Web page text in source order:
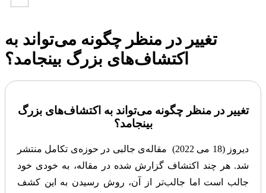
تغییر در منظر چگونه می‌تواند به
اکتشاف‌های بزرگ بینجامد؟
تغییر در منظر چگونه می‌تواند به اکتشاف‌های بزرگ
بینجامد؟
دیروز (18 می 2022) مقاله‌ی جالبی در حوزه‌ی تکامل منتشر
شد. هر چند اکتشاف گزارش شده در مقاله، به خودی خود
جالب است اما جالب‌تر از آن، روش رسیدن به این کشف